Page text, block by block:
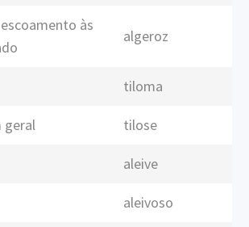
às
algeroz
tiloma
geral tilose
aleive
aleivoso